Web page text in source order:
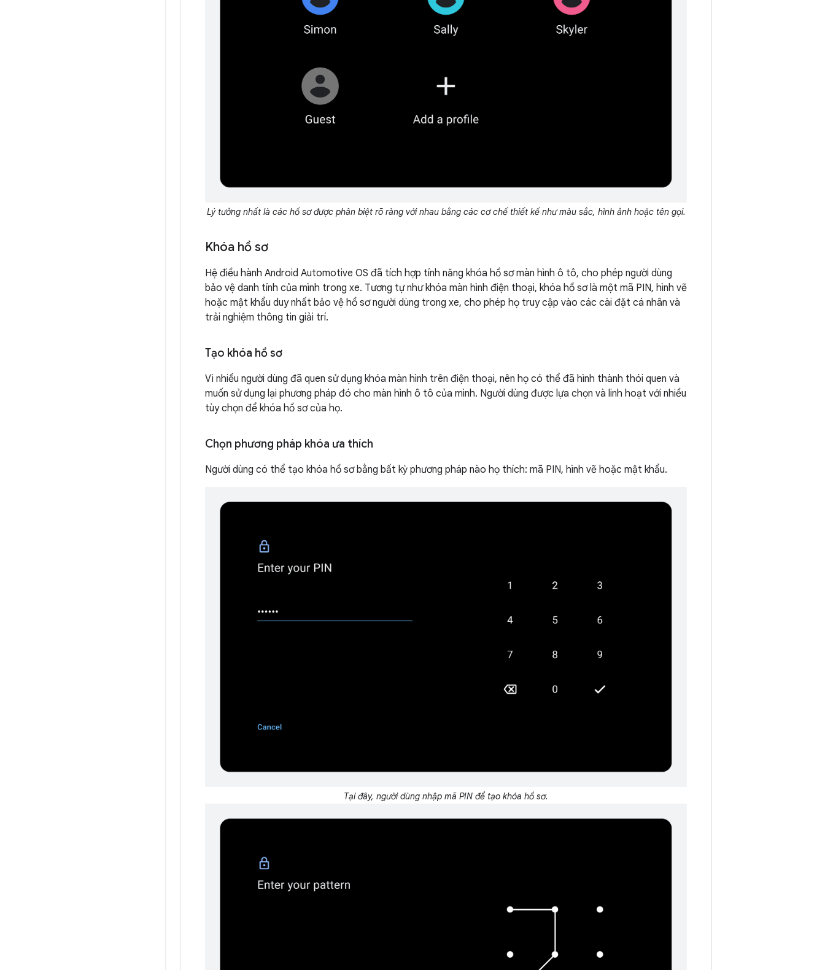
Lý tưởng nhất là các hồ sơ được phân biệt rõ ràng với nhau bằng các cơ chế thiết kế như màu sắc, hình ảnh hoặc tên gọi.
Khóa hồ sơ
Hệ điều hành Android Automotive OS đã tích hợp tính năng khóa hồ sơ màn hình ô tô, cho phép người dùng
bảo vệ danh tính của mình trong xe. Tương tự như khóa màn hình điện thoại, khóa hồ sơ là một mã PIN, hình vẽ
hoặc mật khẩu duy nhất bảo vệ hồ sơ người dùng trong xe, cho phép họ truy cập vào các cài đặt cá nhân và
trải nghiệm thông tin giải trí.
Tạo khóa hồ sơ
Vì nhiều người dùng đã quen sử dụng khóa màn hình trên điện thoại, nên họ có thể đã hình thành thói quen và
muốn sử dụng lại phương pháp đó cho màn hình ô tô của mình. Người dùng được lựa chọn và linh hoạt với nhiều
tùy chọn để khóa hồ sơ của họ.
Chọn phương pháp khóa ưa thích
Người dùng có thể tạo khóa hồ sơ bằng bất kỳ phương pháp nào họ thích: mã PIN, hình vẽ hoặc mật khẩu.
Tại đây, người dùng nhập mã PIN để tạo khóa hồ sơ.